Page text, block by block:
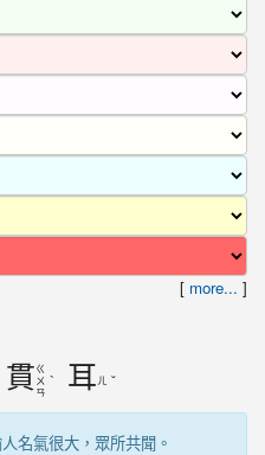
[ more... ]
貫 ㄍ
ㄨ
ㄢ
ˋ 耳 ㄦ ˇ
名氣很大，眾所共聞。